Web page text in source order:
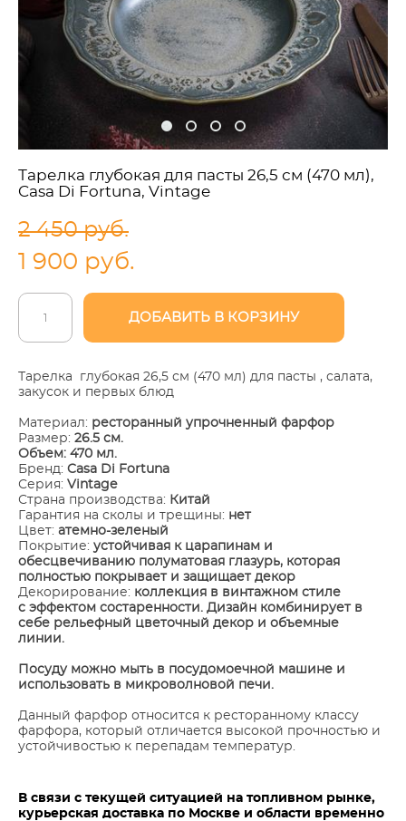
Тарелка глубокая для пасты 26,5 см (470 мл),
Casa Di Fortuna, Vintage
2 450 pуб.
1 900 pуб.
ДОБАВИТЬ В КОРЗИНУ
Тарелка глубокая 26,5 см (470 мл) для пасты , салата,
закусок и первых блюд
Материал: ресторанный упрочненный фарфор
Размер: 26.5 см.
Объем: 470 мл.
Бренд: Casa Di Fortuna
Серия: Vintage
Страна производства: Китай
Гарантия на сколы и трещины: нет
Цвет: атемно-зеленый
Покрытие: устойчивая к царапинам и
обесцвечиванию полуматовая глазурь, которая
полностью покрывает и защищает декор
Декорирование: коллекция в винтажном стиле
с эффектом состаренности. Дизайн комбинирует в
себе рельефный цветочный декор и объемные
линии.
Посуду можно мыть в посудомоечной машине и
использовать в микроволновой печи.
Данный фарфор относится к ресторанному классу
фарфора, который отличается высокой прочностью и
устойчивостью к перепадам температур.
В связи с текущей ситуацией на топливном рынке,
курьерская доставка по Москве и области временно